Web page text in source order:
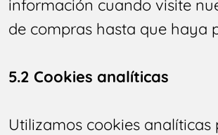
información cuando visite
de compras hasta que haya
5.2 Cookies analíticas
Utilizamos cookies